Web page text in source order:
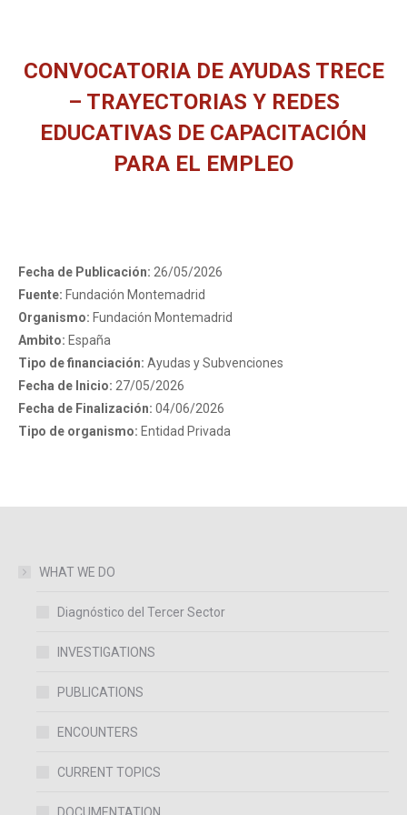
CONVOCATORIA DE AYUDAS TRECE
– TRAYECTORIAS Y REDES
EDUCATIVAS DE CAPACITACIÓN
PARA EL EMPLEO
Fecha de Publicación: 26/05/2026
Fuente: Fundación Montemadrid
Organismo: Fundación Montemadrid
Ambito: España
Tipo de financiación: Ayudas y Subvenciones
Fecha de Inicio: 27/05/2026
Fecha de Finalización: 04/06/2026
Tipo de organismo: Entidad Privada
WHAT WE DO
Diagnóstico del Tercer Sector
INVESTIGATIONS
PUBLICATIONS
ENCOUNTERS
CURRENT TOPICS